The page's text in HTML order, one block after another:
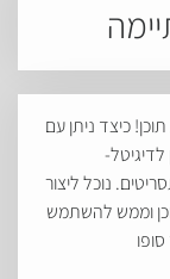
כיצד ניתן עם
נוכל ליצור
וממש להשתמש